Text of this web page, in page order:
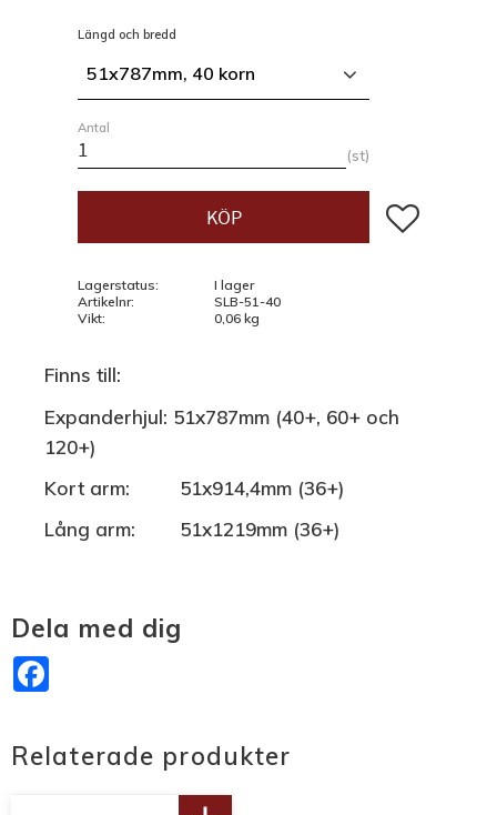
Längd och bredd
51x787mm, 40 korn
Antal
st
KÖP Lägg till i
Lagerstatus
I lager
Artikelnr
SLB-51-40
Vikt
0,06 kg
Finns till:
Expanderhjul: 51x787mm (40+, 60+ och
120+)
Kort arm: 51x914,4mm (36+)
Lång arm: 51x1219mm (36+)
Dela med dig
Relaterade produkter